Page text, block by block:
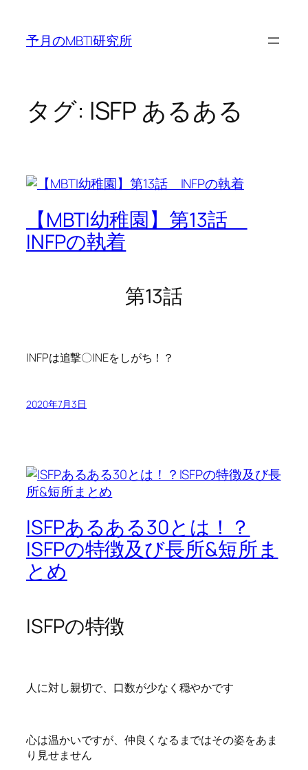
予月のMBTI研究所
タグ: ISFP あるある
【MBTI幼稚園】第13話
INFPの執着
第13話
INFPは追撃〇INEをしがち！？
2020年7月3日
ISFPあるある30とは！？
ISFPの特徴及び長所&短所ま
とめ
ISFPの特徴
人に対し親切で、口数が少なく穏やかです
心は温かいですが、仲良くなるまではその姿をあま
り見せません